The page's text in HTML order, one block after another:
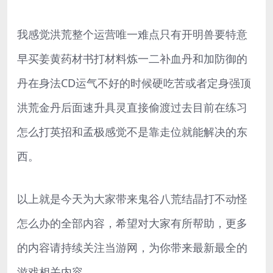
我感觉洪荒整个运营唯一难点只有开明兽要特意
早买姜黄药材书打材料炼一二补血丹和加防御的
丹在身法CD运气不好的时候硬吃苦或者定身强顶
洪荒金丹后面速升具灵直接偷渡过去目前在练习
怎么打英招和孟极感觉不是靠走位就能解决的东
西。
以上就是今天为大家带来鬼谷八荒结晶打不动怪
怎么办的全部内容，希望对大家有所帮助，更多
的内容请持续关注当游网，为你带来最新最全的